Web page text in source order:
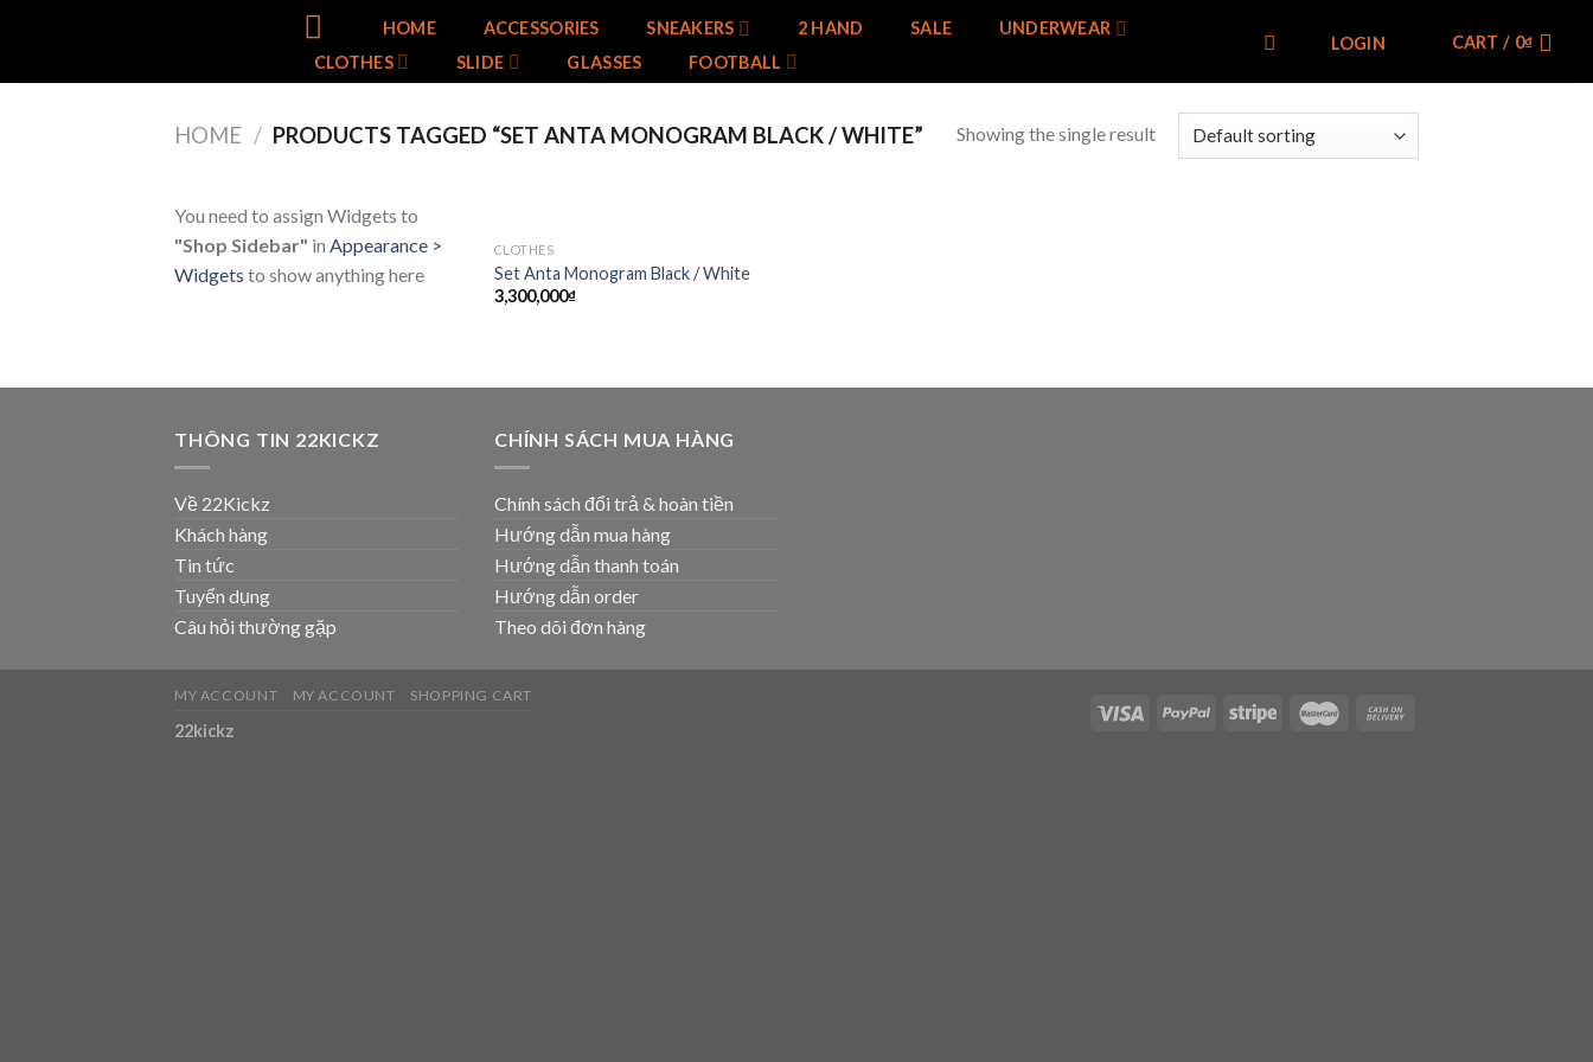
HOME ACCESSORIES SNEAKERS 2 HAND SALE
UNDERWEAR
CLOTHES
SLIDE GLASSES FOOTBALL
LOGIN CART / 0₫
HOME / PRODUCTS TAGGED “SET ANTA MONOGRAM BLACK / WHITE” Showing the single result
You need to assign Widgets to
"Shop Sidebar" in Appearance >
Widgets to show anything here
Add to
wishlist
CLOTHES
Set Anta Monogram Black / White
3,300,000₫
THÔNG TIN 22KICKZ
Về 22Kickz
Khách hàng
Tin tức
Tuyển dụng
Câu hỏi thường gặp
CHÍNH SÁCH MUA HÀNG
Chính sách đổi trả & hoàn tiền
Hướng dẫn mua hàng
Hướng dẫn thanh toán
Hướng dẫn order
Theo dõi đơn hàng
MY ACCOUNT MY ACCOUNT SHOPPING CART
22kickz